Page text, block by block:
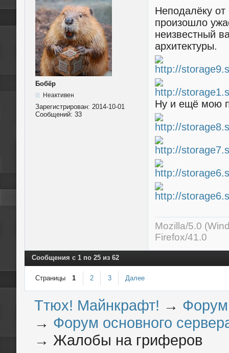
Бобёр
Неактивен
Зарегистрирован: 2014-10-01
Сообщений: 33
Неподалёку от
произошло
неизвестный
архитектуры.
Ну и ещё мою
Mozilla/5.0
Firefox/41.0
Сообщения с 1 по 25 из 62
Страницы 1 2 3 Далее
Ттюх! Майнкрафт! → Форум
→ Форум основного
→ Жалобы на гриферов